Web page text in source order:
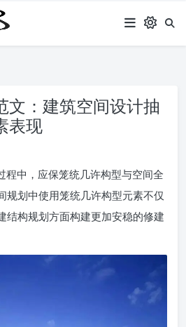
文：建筑空间设计抽
表现
程中，应保笼统几许构型与空间全
规划中使用笼统几许构型元素不仅
结构规划方面构建更加安稳的修建